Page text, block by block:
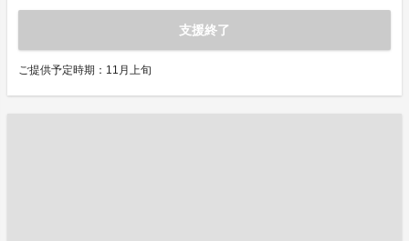
支援終了
ご提供予定時期：11月上旬